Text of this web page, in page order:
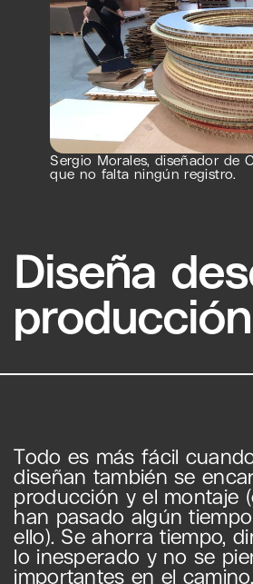
Sergio Morales, diseñador de
que no falta ningún registro.
Diseña
producción
Todo es más fácil
diseñan también se
producción y el montaje
han pasado algún
ello). Se ahorra tiempo,
lo inesperado y no se
importantes en el camino.